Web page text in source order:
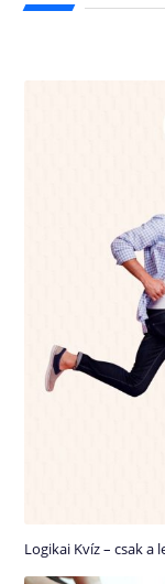
Logikai Kvíz – csak a